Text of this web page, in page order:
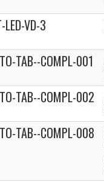
LED-VD-3
TAB--COMPL-001
TAB--COMPL-002
TAB--COMPL-008